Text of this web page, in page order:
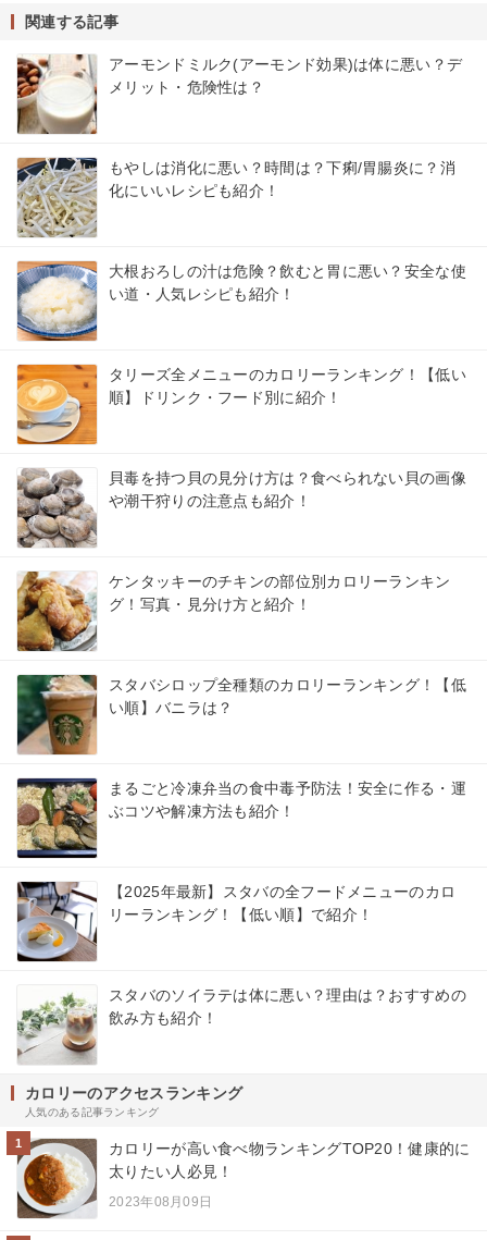
関連する記事
アーモンドミルク(アーモンド効果)は体に悪い？デ
メリット・危険性は？
もやしは消化に悪い？時間は？下痢/胃腸炎に？消
化にいいレシピも紹介！
大根おろしの汁は危険？飲むと胃に悪い？安全な使
い道・人気レシピも紹介！
タリーズ全メニューのカロリーランキング！【低い
順】ドリンク・フード別に紹介！
貝毒を持つ貝の見分け方は？食べられない貝の画像
や潮干狩りの注意点も紹介！
ケンタッキーのチキンの部位別カロリーランキン
グ！写真・見分け方と紹介！
スタバシロップ全種類のカロリーランキング！【低
い順】バニラは？
まるごと冷凍弁当の食中毒予防法！安全に作る・運
ぶコツや解凍方法も紹介！
【2025年最新】スタバの全フードメニューのカロ
リーランキング！【低い順】で紹介！
スタバのソイラテは体に悪い？理由は？おすすめの
飲み方も紹介！
カロリーのアクセスランキング
人気のある記事ランキング
1
カロリーが高い食べ物ランキングTOP20！健康的に
太りたい人必見！
2023年08月09日